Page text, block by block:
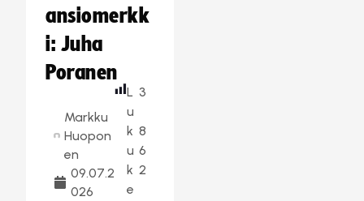
ansiomerkk
i: Juha
Poranen
Markku
Huopon
en
09.07.2
026
L
u
k
u
k
e
3
8
6
2